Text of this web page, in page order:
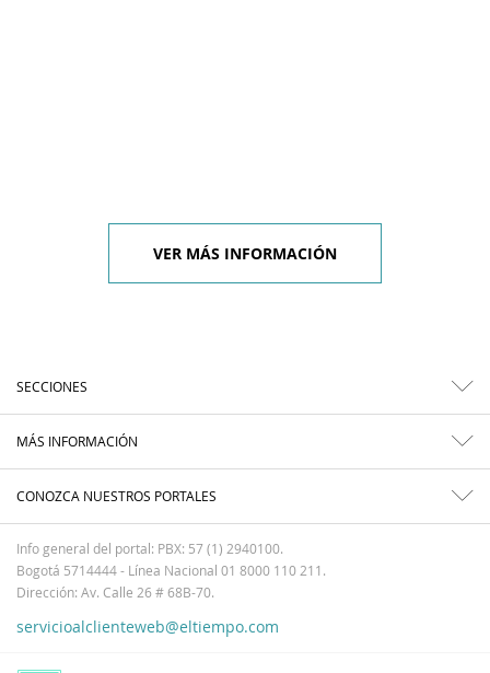
VER MÁS INFORMACIÓN
SECCIONES
MÁS INFORMACIÓN
CONOZCA NUESTROS PORTALES
Info general del portal: PBX: 57 (1) 2940100.
Bogotá 5714444 - Línea Nacional 01 8000 110 211.
Dirección: Av. Calle 26 # 68B-70.
servicioalclienteweb@eltiempo.com